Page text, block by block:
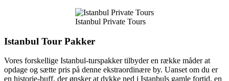
Istanbul Private Tours
Istanbul Tour Pakker
Vores forskellige Istanbul-turspakker tilbyder en række måder at
opdage og sætte pris på denne ekstraordinære by. Uanset om du er
en historie-buff, der ønsker at dykke ned i Istanbuls gamle fortid, en